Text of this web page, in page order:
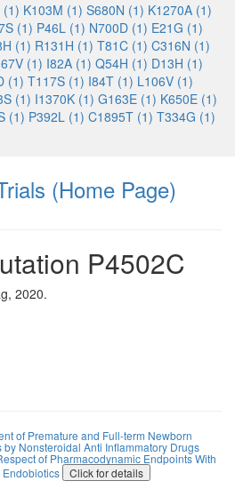
(1) K103M (1) S680N (1) K1270A (1)
(1) P46L (1) N700D (1) E21G (1)
(1) R131H (1) T81C (1) C316N (1)
(1) I82A (1) Q54H (1) D13H (1)
(1) T117S (1) I84T (1) L106V (1)
(1) I1370K (1) G163E (1) K650E (1)
(1) P392L (1) C1895T (1) T334G (1)
(Home Page)
P4502C
2020.
of Premature and Full-term Newborn
by Nonsteroidal Anti Inflammatory Drugs
of Pharmacodynamic Endpoints With
Endobiotics
Click for details